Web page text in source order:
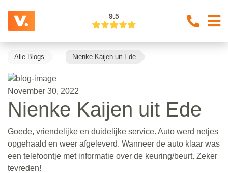
9.5
Alle Blogs Nienke Kaijen uit Ede
November 30, 2022
Nienke Kaijen uit Ede
Goede, vriendelijke en duidelijke service. Auto werd netjes
opgehaald en weer afgeleverd. Wanneer de auto klaar was
een telefoontje met informatie over de keuring/beurt. Zeker
tevreden!